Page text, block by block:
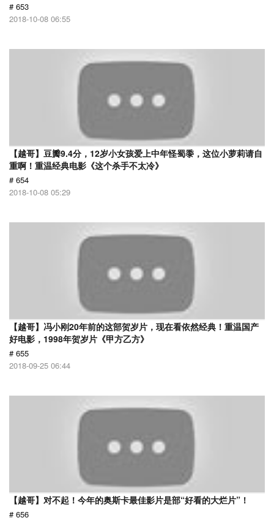
# 653
2018-10-08 06:55
【越哥】豆瓣9.4分，12岁小女孩爱上中年怪蜀黍，这位小萝莉请自
重啊！重温经典电影《这个杀手不太冷》
# 654
2018-10-08 05:29
【越哥】冯小刚20年前的这部贺岁片，现在看依然经典！重温国产
好电影，1998年贺岁片《甲方乙方》
# 655
2018-09-25 06:44
【越哥】对不起！今年的奥斯卡最佳影片是部“好看的大烂片”！
# 656